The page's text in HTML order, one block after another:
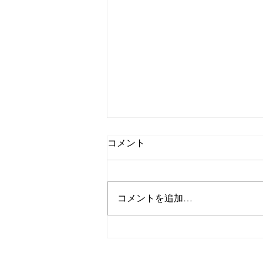
自己紹介
コメント
コメントを追加…